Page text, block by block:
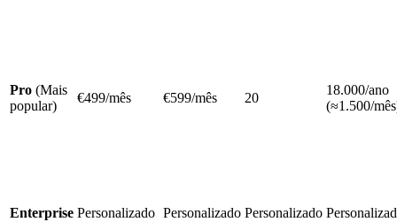
Pro (Mais
popular)
€499/mês €599/mês 20
18.000/ano
(≈1.500/
Enterprise Personalizado Personalizado Personalizado